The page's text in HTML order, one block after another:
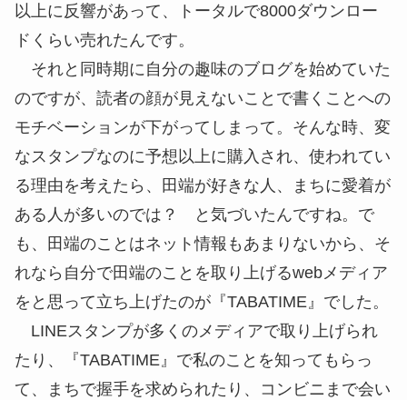
以上に反響があって、トータルで8000ダウンロー
ドくらい売れたんです。
それと同時期に自分の趣味のブログを始めていた
のですが、読者の顔が見えないことで書くことへの
モチベーションが下がってしまって。そんな時、変
なスタンプなのに予想以上に購入され、使われてい
る理由を考えたら、田端が好きな人、まちに愛着が
ある人が多いのでは？ と気づいたんですね。で
も、田端のことはネット情報もあまりないから、そ
れなら自分で田端のことを取り上げるwebメディア
をと思って立ち上げたのが『TABATIME』でした。
LINEスタンプが多くのメディアで取り上げられ
たり、『TABATIME』で私のことを知ってもらっ
て、まちで握手を求められたり、コンビニまで会い